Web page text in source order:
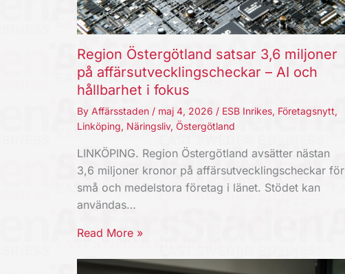
Region Östergötland satsar 3,6 miljoner
på affärsutvecklingscheckar – AI och
hållbarhet i fokus
By Affärsstaden / maj 4, 2026 / ESB Inrikes, Företagsnytt,
Linköping, Näringsliv, Östergötland
LINKÖPING. Region Östergötland avsätter nästan
3,6 miljoner kronor på affärsutvecklingscheckar för
små och medelstora företag i länet. Stödet kan
användas…
Read More »